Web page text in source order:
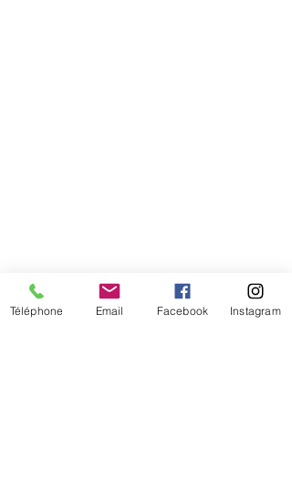
Téléphone Email Facebook Instagram